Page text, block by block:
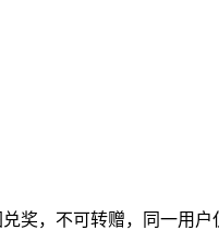
，不可转赠，同一用